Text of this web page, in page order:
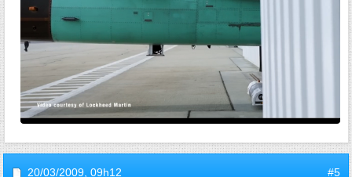
20/03/2009, 09h12 #5